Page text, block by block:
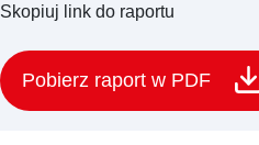
Skopiuj link do raportu
Pobierz raport w PDF